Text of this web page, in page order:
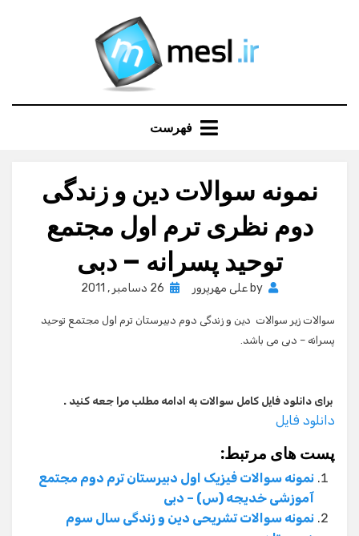
فهرست
نمونه سوالات دین و زندگی
دوم نظری ترم اول مجتمع
توحید پسرانه – دبی
by علی مهرپرور
Posted
26 دسامبر , 2011
سوالات زیر سوالات دین و زندگی دوم دبیرستان ترم اول مجتمع توحید
پسرانه – دبی می باشد.
برای دانلود فایل کامل سوالات به ادامه مطلب مرا جعه کنید .
دانلود فایل
پست های مرتبط:
نمونه سوالات فیزیک اول دبیرستان ترم دوم مجتمع
آموزشی خدیجه (س) – دبی
نمونه سوالات تشریحی دین و زندگی سال سوم